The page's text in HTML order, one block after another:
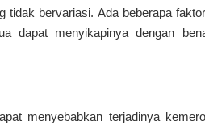
tidak bervariasi. Ada beberapa
menyikapinya dengan
menyebabkan terjadinya